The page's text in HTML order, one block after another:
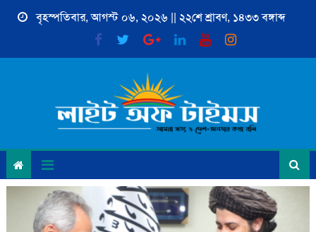
Skip
বৃহস্পতিবার, আগস্ট ০৬, ২০২৬ || ২২শে শ্রাবণ, ১৪৩৩ বঙ্গাব্দ